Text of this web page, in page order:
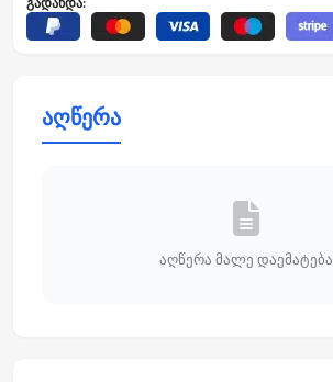
აღწერა
აღწერა მალე დაემატება